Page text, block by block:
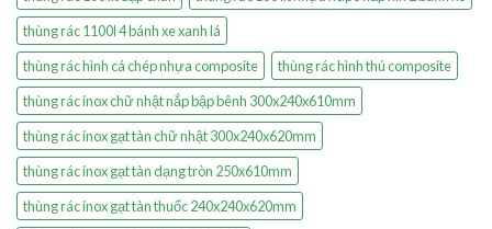
thùng rác 1100l 4 bánh xe xanh lá
thùng rác hình cá chép nhựa composite
thùng rác hình thú composite
thùng rác inox chữ nhật nắp bập bênh 300x240x610mm
thùng rác inox gạt tàn chữ nhật 300x240x620mm
thùng rác inox gạt tàn dạng tròn 250x610mm
thùng rác inox gạt tàn thuốc 240x240x620mm